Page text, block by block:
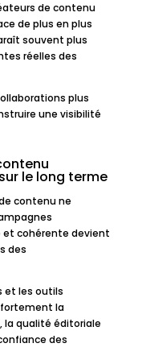
de contenu
de plus en plus
souvent plus
réelles des
plus
une visibilité
le long terme
contenu ne
et cohérente devient
des
et les outils
la
la qualité éditoriale
des